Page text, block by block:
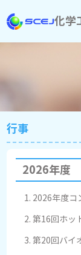
化学
行事
2026年度
2026年度コ
第16回ホッ
第20回バイ